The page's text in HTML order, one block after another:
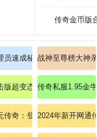
传奇金币版
主！战神的华丽转身
员速成秘籍：五秒解锁GM
战神至尊榜大神
连击版本，解锁终极必杀
版超变态手把手随大家探
传奇私服1.95金
地钉
传奇：登录即送混沌神戒
2024年新开网通